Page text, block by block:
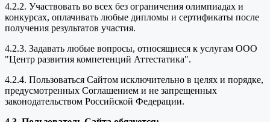
4.2.2. Участвовать во всех без ограничения олимпиадах и
конкурсах, оплачивать любые дипломы и сертификаты после
получения результатов участия.
4.2.3. Задавать любые вопросы, относящиеся к услугам ООО
"Центр развития компетенций Аттестатика".
4.2.4. Пользоваться Сайтом исключительно в целях и порядке,
предусмотренных Соглашением и не запрещенных
законодательством Российской Федерации.